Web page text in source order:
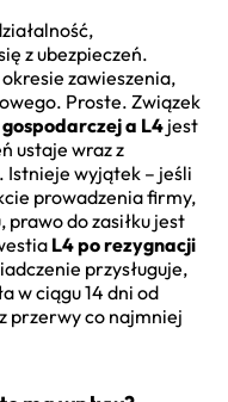
z ubezpieczeń.
zawieszenia,
Proste. Związek
a L4 jest
ustaje wraz z
Istnieje wyjątek – jeśli
prowadzenia firmy,
prawo do zasiłku jest
L4 po rezygnacji
przysługuje,
w ciągu 14 dni od
przerwy co najmniej